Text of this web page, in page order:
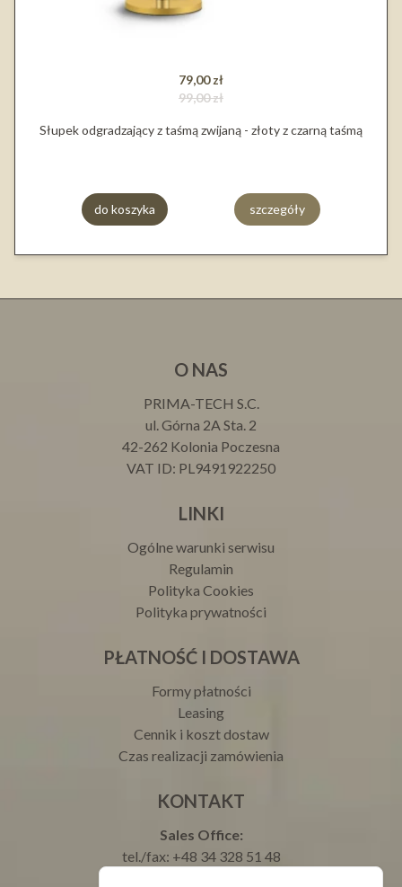
79,00 zł
99,00 zł
Słupek odgradzający z taśmą zwijaną - złoty z czarną taśmą
do koszyka szczegóły
O NAS
PRIMA-TECH S.C.
ul. Górna 2A Sta. 2
42-262 Kolonia Poczesna
VAT ID: PL9491922250
LINKI
Ogólne warunki serwisu
Regulamin
Polityka Cookies
Polityka prywatności
PŁATNOŚĆ I DOSTAWA
Formy płatności
Leasing
Cennik i koszt dostaw
Czas realizacji zamówienia
KONTAKT
Sales Office:
tel./fax: +48 34 328 51 48